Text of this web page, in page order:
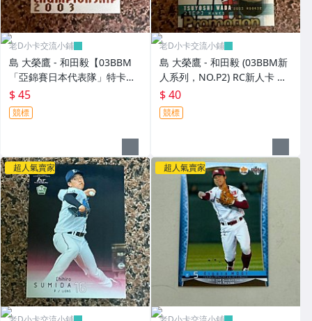
老D小卡交流小鋪
島 大榮鷹 - 和田毅【03BBM
「亞錦賽日本代表隊」特卡，
NO.AJ10】RC新人卡
$ 45
競標
老D小卡交流小鋪
島 大榮鷹 - 和田毅 (03BBM新
人系列，NO.P2) RC新人卡 宣
傳卡
$ 40
競標
超人氣賣家 超人氣賣家